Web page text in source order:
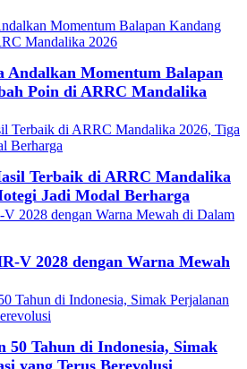
Andalkan Momentum Balapan
Poin di ARRC Mandalika
Terbaik di ARRC Mandalika
Jadi Modal Berharga
V 2028 dengan Warna Mewah
50 Tahun di Indonesia, Simak
yang Terus Berevolusi